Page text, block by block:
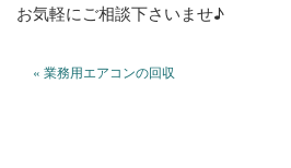
お気軽にご相談下さいませ♪
« 業務用エアコンの回収